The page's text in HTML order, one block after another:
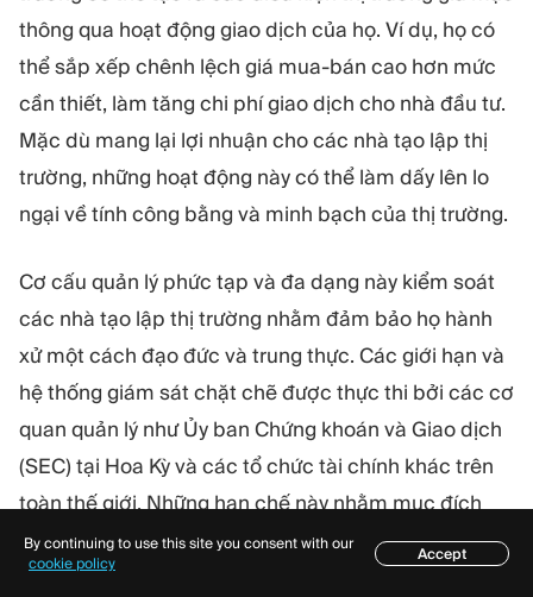
thông qua hoạt động giao dịch của họ. Ví dụ, họ có
thể sắp xếp chênh lệch giá mua-bán cao hơn mức
cần thiết, làm tăng chi phí giao dịch cho nhà đầu tư.
Mặc dù mang lại lợi nhuận cho các nhà tạo lập thị
trường, những hoạt động này có thể làm dấy lên lo
ngại về tính công bằng và minh bạch của thị trường.
Cơ cấu quản lý phức tạp và đa dạng này kiểm soát
các nhà tạo lập thị trường nhằm đảm bảo họ hành
xử một cách đạo đức và trung thực. Các giới hạn và
hệ thống giám sát chặt chẽ được thực thi bởi các cơ
quan quản lý như Ủy ban Chứng khoán và Giao dịch
(SEC) tại Hoa Kỳ và các tổ chức tài chính khác trên
toàn thế giới. Những hạn chế này nhằm mục đích
ngăn chặn các hành vi giao dịch phi đạo đức và
ngăn chặn thao túng thị trường, từ đó bảo vệ nhà
Mục lục
By continuing to use this site you consent with our
cookie policy
Accept